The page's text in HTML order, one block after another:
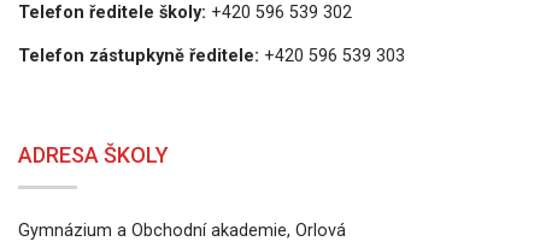
Telefon ředitele školy: +420 596 539 302
Telefon zástupkyně ředitele: +420 596 539 303
ADRESA ŠKOLY
Gymnázium a Obchodní akademie, Orlová